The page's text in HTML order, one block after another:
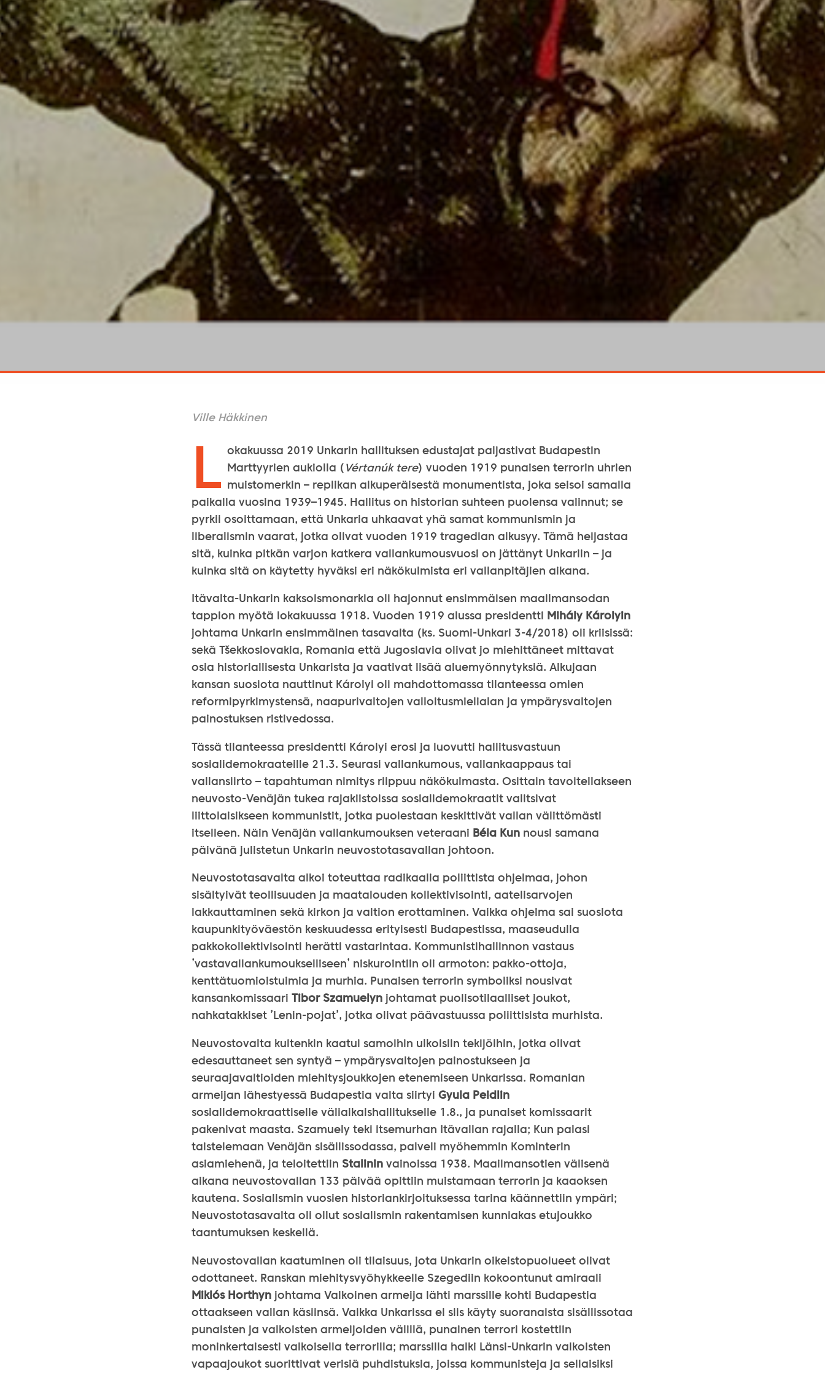
Ville Häkkinen
L okakuussa 2019 Unkarin hallituksen edustajat paljastivat Budapestin
Marttyyrien aukiolla ( Vértanúk tere) vuoden 1919 punaisen terrorin uhrien
muistomerkin – replikan alkuperäisestä monumentista, joka seisoi samalla
paikalla vuosina 1939–1945. Hallitus on historian suhteen puolensa valinnut; se
pyrkii osoittamaan, että Unkaria uhkaavat yhä samat kommunismin ja
liberalismin vaarat, jotka olivat vuoden 1919 tragedian alkusyy. Tämä heijastaa
sitä, kuinka pitkän varjon katkera vallankumousvuosi on jättänyt Unkariin – ja
kuinka sitä on käytetty hyväksi eri näkökulmista eri vallanpitäjien aikana.
Itävalta-Unkarin kaksoismonarkia oli hajonnut ensimmäisen maailmansodan
tappion myötä lokakuussa 1918. Vuoden 1919 alussa presidentti
Mihály Károlyin
johtama Unkarin ensimmäinen tasavalta (ks. Suomi-Unkari 3-4/2018) oli kriisissä:
sekä Tšekkoslovakia, Romania että Jugoslavia olivat jo miehittäneet mittavat
osia historiallisesta Unkarista ja vaativat lisää aluemyönnytyksiä. Alkujaan
kansan suosiota nauttinut Károlyi oli mahdottomassa tilanteessa omien
reformipyrkimystensä, naapurivaltojen valloitusmielialan ja ympärysvaltojen
painostuksen ristivedossa.
Tässä tilanteessa presidentti Károlyi erosi ja luovutti hallitusvastuun
sosialidemokraateille 21.3. Seurasi vallankumous, vallankaappaus tai
vallansiirto – tapahtuman nimitys riippuu näkökulmasta. Osittain tavoitellakseen
neuvosto-Venäjän tukea rajakiistoissa sosialidemokraatit valitsivat
liittolaisikseen kommunistit, jotka puolestaan keskittivät vallan välittömästi
itselleen. Näin Venäjän vallankumouksen veteraani
Béla Kunnousi samana
päivänä julistetun Unkarin neuvostotasavallan johtoon.
Neuvostotasavalta alkoi toteuttaa radikaalia poliittista ohjelmaa, johon
sisältyivät teollisuuden ja maatalouden kollektivisointi, aatelisarvojen
lakkauttaminen sekä kirkon ja valtion erottaminen. Vaikka ohjelma sai suosiota
kaupunkityöväestön keskuudessa erityisesti Budapestissa, maaseudulla
pakkokollektivisointi herätti vastarintaa. Kommunistihallinnon vastaus
’vastavallankumoukselliseen’ niskurointiin oli armoton: pakko-ottoja,
kenttätuomioistuimia ja murhia. Punaisen terrorin symboliksi nousivat
kansankomissaari Tibor Szamuelynjohtamat puolisotilaalliset joukot,
nahkatakkiset ’Lenin-pojat’, jotka olivat päävastuussa poliittisista murhista.
Neuvostovalta kuitenkin kaatui samoihin ulkoisiin tekijöihin, jotka olivat
edesauttaneet sen syntyä – ympärysvaltojen painostukseen ja
seuraajavaltioiden miehitysjoukkojen etenemiseen Unkarissa. Romanian
armeijan lähestyessä Budapestia valta siirtyi Gyula Peidlin
sosialidemokraattiselle väliaikaishallitukselle 1.8., ja punaiset komissaarit
pakenivat maasta. Szamuely teki itsemurhan Itävallan rajalla; Kun palasi
taistelemaan Venäjän sisällissodassa, palveli myöhemmin Kominterin
asiamiehenä, ja teloitettiin Stalininvainoissa 1938. Maailmansotien välisenä
aikana neuvostovallan 133 päivää opittiin muistamaan terrorin ja kaaoksen
kautena. Sosialismin vuosien historiankirjoituksessa tarina käännettiin ympäri;
Neuvostotasavalta oli ollut sosialismin rakentamisen kunniakas etujoukko
taantumuksen keskellä.
Neuvostovallan kaatuminen oli tilaisuus, jota Unkarin oikeistopuolueet olivat
odottaneet. Ranskan miehitysvyöhykkeelle Szegediin kokoontunut amiraali
Miklós Horthynjohtama Valkoinen armeija lähti marssille kohti Budapestia
ottaakseen vallan käsiinsä. Vaikka Unkarissa ei siis käyty suoranaista sisällissotaa
punaisten ja valkoisten armeijoiden välillä, punainen terrori kostettiin
moninkertaisesti valkoisella terrorilla; marssilla halki Länsi-Unkarin valkoisten
vapaajoukot suorittivat verisiä puhdistuksia, joissa kommunisteja ja sellaisiksi